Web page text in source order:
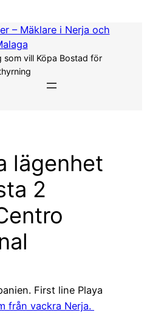
– Mäklare i Nerja och
som vill Köpa Bostad för
lägenhet
2
First line Playa
från vackra Nerja.